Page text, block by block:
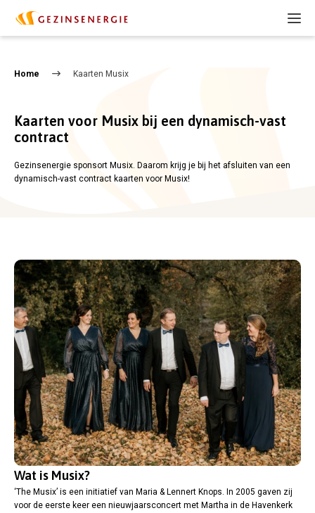
Home Kaarten Musix
Kaarten voor Musix bij een dynamisch-vast
contract
Gezinsenergie sponsort Musix. Daarom krijg je bij het afsluiten van een
dynamisch-vast contract kaarten voor Musix!
Wat is Musix?
‘The Musix’ is een initiatief van Maria & Lennert Knops. In 2005 gaven zij
voor de eerste keer een nieuwjaarsconcert met Martha in de Havenkerk